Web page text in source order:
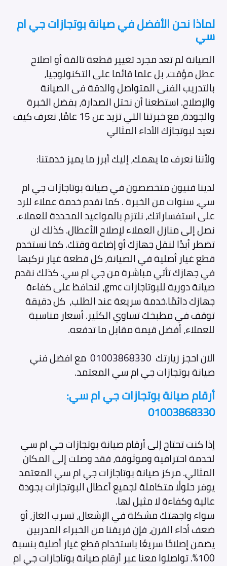
لماذا نحن الأفضل في صيانة بوتجازات جي ام
سي
الصيانة لم تعد مجرد تغيير قطعة تالفة أو اصلاح
عطل مؤقت، بل علما قائما على التكنولوجيا،
بالتدريب الفنى المتواصل والدقة فى الصيانة
والإصلاح. استطعنا أن نحتل الصدارة، بفضل الخبرة
والجودة، مع خبرتنا التي تزيد عن 15 عامًا، نعرف كيف
نعيد لبوتجازك الأداء المثالي
ولأننا نعرف ما يهمك، إليك أبرز ما يميز خدمتنا:
لدينا فنيون متخصصون في صيانة بوتاجازات جي ام
سي، سنوات من الخبرة . كما نقدم خدمة عملاء للرد
على استفساراتك، نلتزم بالمواعيد المحددة للعملاء.
نصل إلى منازل العملاء لإصلاح الأعطال. كذلك لن
تضطر أبدًا لنقل جهازك أو إضاعة وقتك. كما نستخدم
قطع غيار أصلية في الصيانة، كل قطعة غيار نركبها
في جهازك تأتي مباشرة من جي ام سي. كذلك نقدم
صيانة دورية للبوتاجازات gmc، لنحافظ على كفاءة
جهازك دائمًا.خدمة سريعة عند الطلب، كل دقيقة
توقف في مطبخك تساوي الكثير. أسعار مناسبة
للعملاء، أفضل قيمة مقابل ما تدفعه.
الان احجز زيارتك 01003868330 مع افضل فني
صيانة بوتجازات جي ام سي المعتمد.
أرقام صيانة بوتجازات جي ام سي:
01003868330
إذا كنت تحتاج إلى أرقام صيانة بوتجازات جي ام سي
لخدمة احترافية وموثوقة، فقد وصلت إلى المكان
المثالي. مركز صيانة بوتاجازات جي ام سي المعتمد
يوفر حلولًا متكاملة لجميع أعطال البوتجازات بجودة
عالية وكفاءة لا مثيل لها.
سواء واجهتك مشكلة في الإشعال، تسرب الغاز، أو
ضعف أداء الفرن، فإن فريقنا من الخبراء المدربين
يضمن إصلاحًا سريعًا باستخدام قطع غيار أصلية بنسبة
100%. تواصلوا معنا عبر أرقام صيانة بوتاجازات جي ام